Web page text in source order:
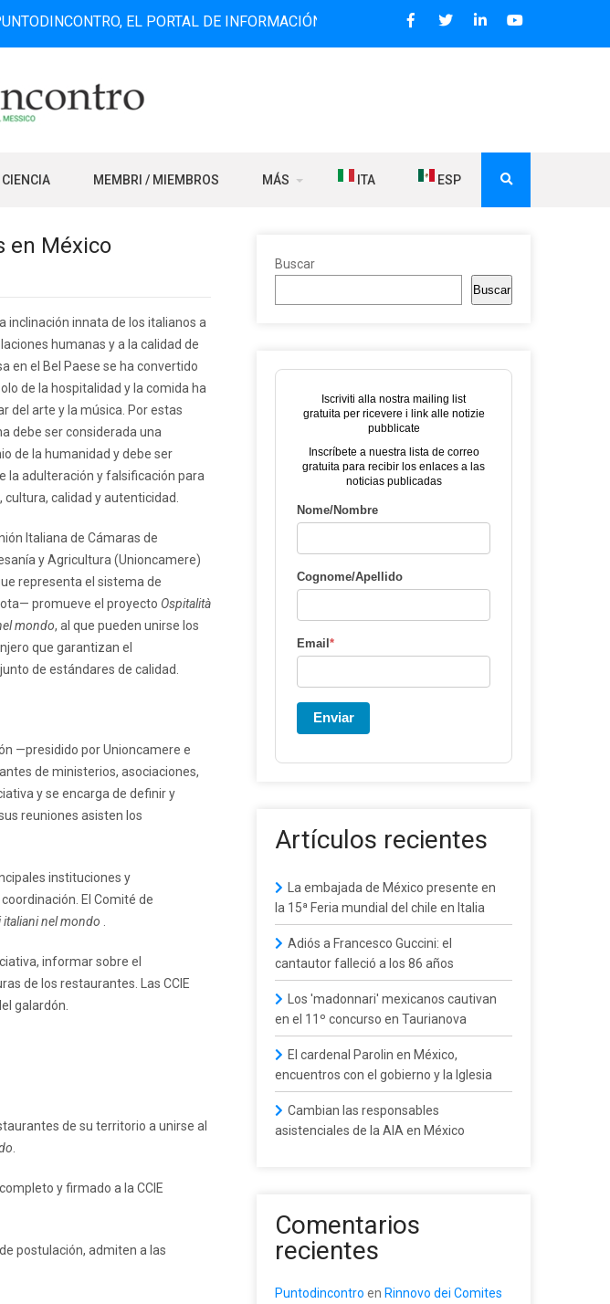
EL PORTAL DE INFORMACIÓN BILINGÜE QUE DESDE 2006 DIFUNDE NOTICIAS
CIENCIA MEMBRI / MIEMBROS MÁS ITA ESP
en México
inclinación innata de los italianos a
humanas y a la calidad de
en el Bel Paese se ha convertido
de la hospitalidad y la comida ha
del arte y la música. Por estas
debe ser considerada una
de la humanidad y debe ser
la adulteración y falsificación para
calidad y autenticidad.
Italiana de Cámaras de
y Agricultura (Unioncamere)
representa el sistema de
promueve el proyecto Ospitalità
mondo, al que pueden unirse los
que garantizan el
de estándares de calidad.
—presidido por Unioncamere e
de ministerios, asociaciones,
y se encarga de definir y
reuniones asisten los
instituciones y
El Comité de
italiani nel mondo
informar sobre el
de los restaurantes. Las CCIE
galardón.
de su territorio a unirse al
y firmado a la CCIE
postulación, admiten a las
Buscar
Buscar
Iscriviti alla nostra mailing list
gratuita per ricevere i link alle notizie
pubblicate
Inscríbete a nuestra lista de correo
gratuita para recibir los enlaces a las
noticias publicadas
Nome/Nombre
Cognome/Apellido
Email *
Enviar
Artículos recientes
La embajada de México presente en
la 15ª Feria mundial del chile en Italia
Adiós a Francesco Guccini: el
cantautor falleció a los 86 años
Los 'madonnari' mexicanos cautivan
en el 11º concurso en Taurianova
El cardenal Parolin en México,
encuentros con el gobierno y la Iglesia
Cambian las responsables
asistenciales de la AIA en México
Comentarios
recientes
Puntodincontro en Rinnovo dei Comites